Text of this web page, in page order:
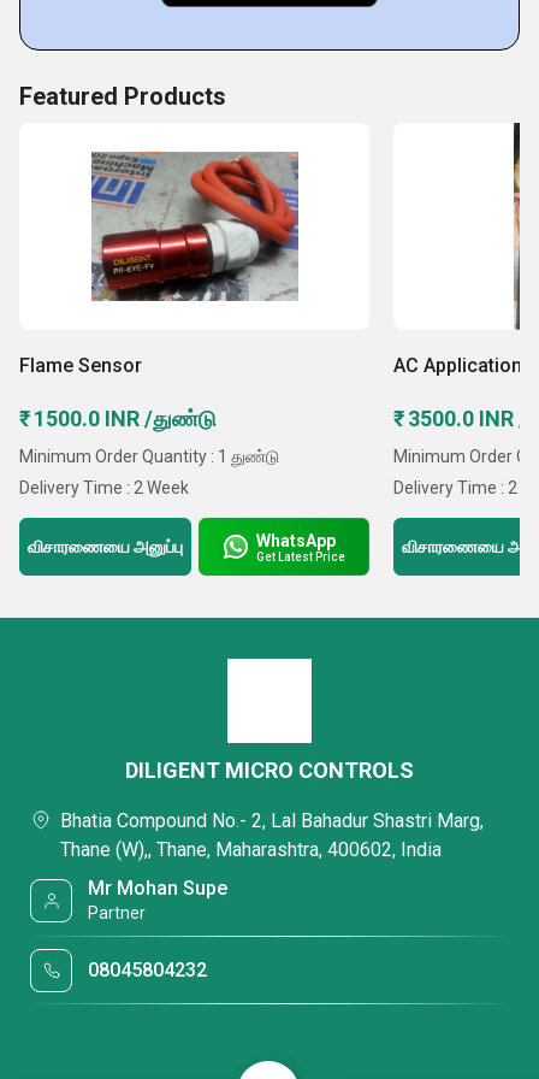
வழிகாட்டுதல்கள் மற்றும் சந்தை நிலவும் தரத்தை பின்பற்ற, டிசி பாதுகாப்பு
ரிலே, மற்றும் பிற பொருட்கள். பின்வரும் காரணங்களால் வாடிக்கையாளர்களால்
உயர்தர தயாரிப்புகள்
கைதேர்ந்த அணி
நெறிமுறை வணிக நடைமுறைகள்
பரவலான வலையமைப்பு
அனுபவம் ஆண்டுகள்
Featured Products
Flame Sensor
₹ 1500.0 INR /துண்டு
Minimum Order Quantity : 1 துண்டு
Delivery Time : 2 Week
விசாரணையை அனுப்பு WhatsApp
Get Latest Price
AC
₹ 3500.0 INR /
Minimum Order
Delivery Time : 2
விசாரணையை
DILIGENT MICRO CONTROLS
Bhatia Compound No.- 2, Lal Bahadur Shastri Marg,
Thane (W),, Thane, Maharashtra, 400602, India
Mr Mohan Supe
Partner
08045804232